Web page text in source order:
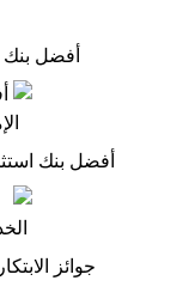
أفضل
أفضل بنك
جوائز